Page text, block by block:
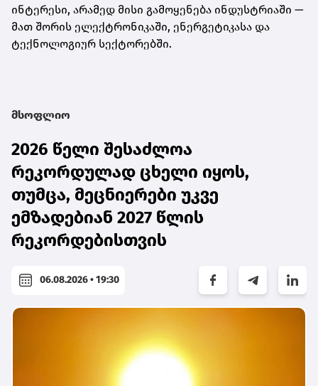
ინტერესი, არამედ მისი გამოყენება ინდუსტრიაში —
მათ შორის ელექტრონიკაში, ენერგეტიკასა და
ტექნოლოგიურ სექტორებში.
მსოფლიო
2026 წელი შესაძლოა
რეკორდულად ცხელი იყოს,
თუმცა, მეცნიერები უკვე
ემზადებიან 2027 წლის
რეკორდებისთვის
06.08.2026 • 19:30